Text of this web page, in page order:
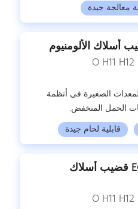
معالجة جيدة
O H11
الصغيرة في أنظمة
الحمل المنخفض.
قابلية لحام جيدة
1070 1080 EC قضيب أسلاك
O H11